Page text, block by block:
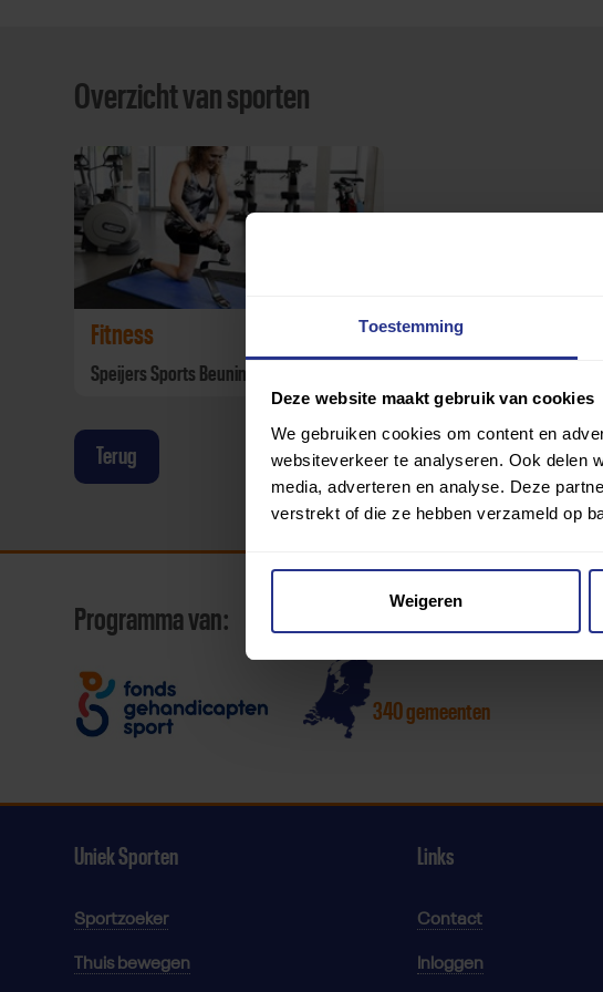
Toestemming
Deze website maakt gebruik van cookies
We gebruiken cookies om content en
websiteverkeer te analyseren. Ook delen
media, adverteren en analyse. Deze
verstrekt of die ze hebben verzameld op
Weigeren
Overzicht van sporten
Fitness
Speijers Sports Beuningen
Terug
Programma van:
340 gemeenten
Uniek Sporten
Sportzoeker
Thuis bewegen
Links
Contact
Inloggen